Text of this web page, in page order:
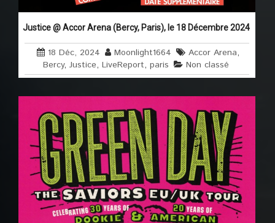
Justice @ Accor Arena (Bercy, Paris), le 18 Décembre 2024
18 Déc, 2024 Moonlight1664 Accor Arena,
Bercy, Justice, LiveReport, paris Non classé